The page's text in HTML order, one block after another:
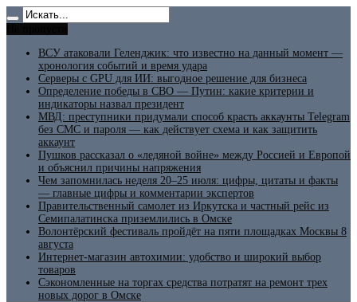
ВСУ атаковали Геленджик: что известно на данный момент —
хронология событий и время удара
Серверы с GPU для ИИ: выгодное решение для бизнеса
Определение победы в СВО — Путин: какие критерии и
индикаторы назвал президент
МВД: преступники придумали способ красть аккаунты Telegram
без СМС и пароля — как действует схема и как защитить
аккаунт
Пушков рассказал о «ледяной войне» между Россией и Европой
и объяснил причины напряжения
Чем запомнилась неделя 20–25 июля: цифры, цитаты и факты
— главные цифры и комментарии экспертов
Правительственный самолет из Иркутска и частный рейс из
Семипалатинска приземлились в Омске
Волонтёрский фестиваль пройдёт на пяти площадках Москвы 8
августа
Интернет-магазин автохимии: удобство и широкий выбор
товаров
Сэкономленные на торгах средства потратят на ремонт трех
новых дорог в Омске